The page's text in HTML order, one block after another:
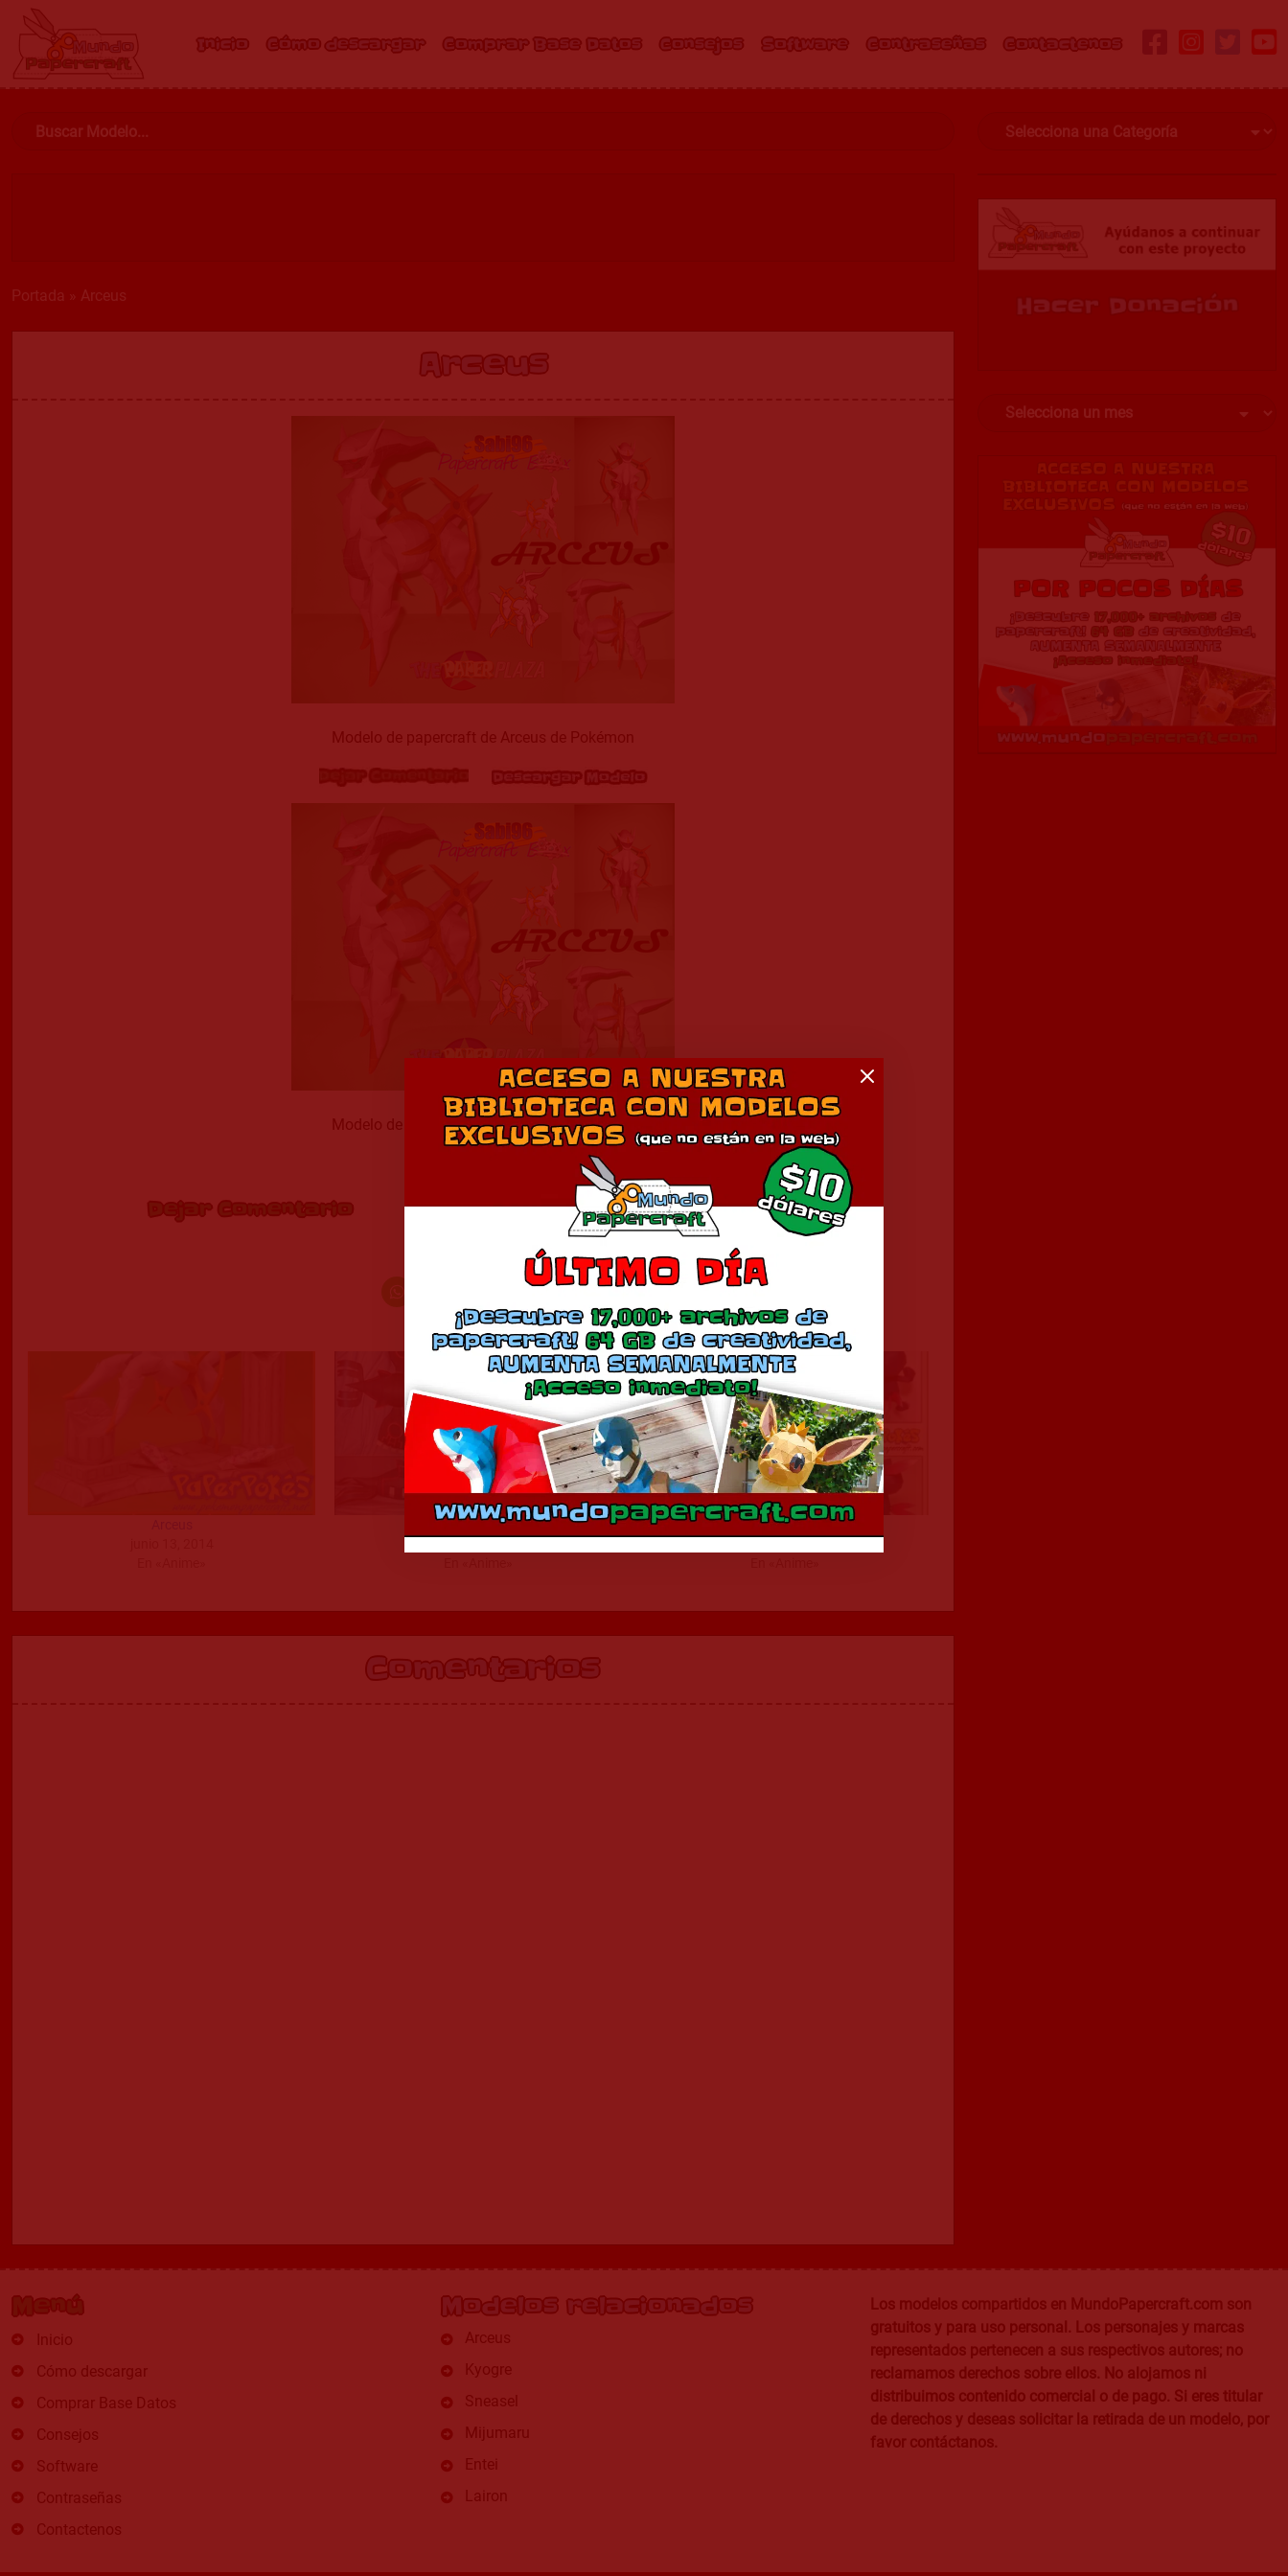
Inicio Cómo descargar Comprar Base Datos Consejos Software Contraseñas Contactenos
Portada Arceus
Arceus
Modelo de papercraft de Arceus de Pokémon
Modelo de papercraft de Arceus de Pokémon
Dejar Comentario Descarga en 1
Más
Kyogre
Sneasel
Comentarios
Menú
Inicio
Cómo descargar
Comprar Base Datos
Consejos
Software
Contraseñas
Contactenos
Modelos relacionados
Arceus
Kyogre
Sneasel
Mijumaru
Entei
Lairon
Los modelos compartidos en MundoPapercraft.com son
gratuitos y para uso personal. Los personajes y marcas
representados pertenecen a sus respectivos autores; no
reclamamos derechos sobre ellos. No alojamos ni
distribuimos contenido comercial o de pago. Si eres titular
de derechos y deseas solicitar la retirada de un modelo, por
favor contáctanos.